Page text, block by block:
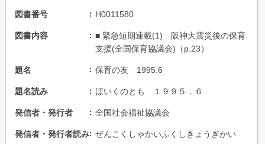
図書番号 H0011580
図書内容
■ 緊急短期連載(1) 阪神大震災後の保育
支援(全国保育協議会)（p.23）
題名 保育の友 1995.6
題名読み ほいくのとも １９９５．６
発信者・発行者 全国社会福祉協議会
発信者・発行者読み ぜんこくしゃかいふくしきょうぎかい